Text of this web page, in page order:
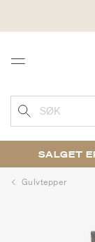
Menu
SØK
SALGET
Gulvtepper